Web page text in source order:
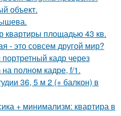
объект.
квартиры площадью 43 кв.
- это совсем другой мир?
кадр через
на полном кадре, f/1.
36, 5 м 2 (+ балкон) в
+ минимализм: квартира в